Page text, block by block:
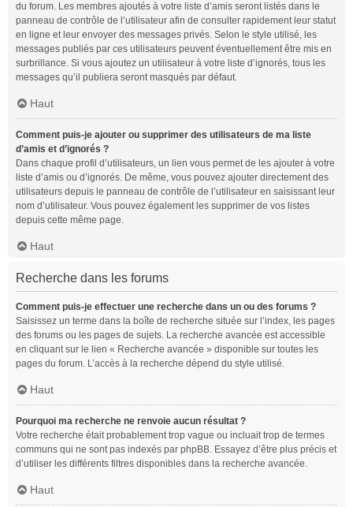
du forum. Les membres ajoutés à votre liste d’amis seront listés dans le
panneau de contrôle de l’utilisateur afin de consulter rapidement leur statut
en ligne et leur envoyer des messages privés. Selon le style utilisé, les
messages publiés par ces utilisateurs peuvent éventuellement être mis en
surbrillance. Si vous ajoutez un utilisateur à votre liste d’ignorés, tous les
messages qu’il publiera seront masqués par défaut.
Haut
Comment puis-je ajouter ou supprimer des utilisateurs de ma liste
d’amis et d’ignorés ?
Dans chaque profil d’utilisateurs, un lien vous permet de les ajouter à votre
liste d’amis ou d’ignorés. De même, vous pouvez ajouter directement des
utilisateurs depuis le panneau de contrôle de l’utilisateur en saisissant leur
nom d’utilisateur. Vous pouvez également les supprimer de vos listes
depuis cette même page.
Haut
Recherche dans les forums
Comment puis-je effectuer une recherche dans un ou des forums ?
Saisissez un terme dans la boîte de recherche située sur l’index, les pages
des forums ou les pages de sujets. La recherche avancée est accessible
en cliquant sur le lien « Recherche avancée » disponible sur toutes les
pages du forum. L’accès à la recherche dépend du style utilisé.
Haut
Pourquoi ma recherche ne renvoie aucun résultat ?
Votre recherche était probablement trop vague ou incluait trop de termes
communs qui ne sont pas indexés par phpBB. Essayez d’être plus précis et
d’utiliser les différents filtres disponibles dans la recherche avancée.
Haut